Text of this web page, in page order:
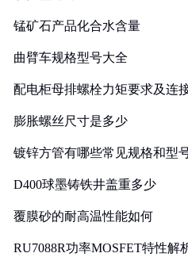
锰矿石产品化合水含量
曲臂车规格型号大全
配电柜母排螺栓力矩要求及连
膨胀螺丝尺寸是多少
镀锌方管有哪些常见规格和型
D400球墨铸铁井盖重多少
覆膜砂的耐高温性能如何
RU7088R功率MOSFET特性解